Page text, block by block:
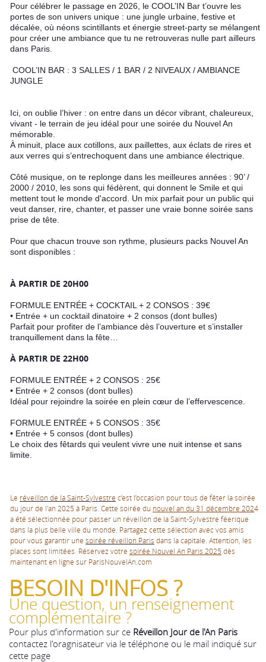
Pour célébrer le passage en 2026, le COOL’IN Bar t’ouvre les
portes de son univers unique : une jungle urbaine, festive et
décalée, où néons scintillants et énergie street-party se mélangent
pour créer une ambiance que tu ne retrouveras nulle part ailleurs
dans Paris.
COOL’IN BAR : 3 SALLES / 1 BAR / 2 NIVEAUX / AMBIANCE
JUNGLE
Ici, on oublie l’hiver : on entre dans un décor vibrant, chaleureux,
vivant - le terrain de jeu idéal pour une soirée du Nouvel An
mémorable.
À minuit, place aux cotillons, aux paillettes, aux éclats de rires et
aux verres qui s’entrechoquent dans une ambiance électrique.
Côté musique, on te replonge dans les meilleures années : 90’ /
2000 / 2010, les sons qui fédèrent, qui donnent le Smile et qui
mettent tout le monde d'accord. Un mix parfait pour un public qui
veut danser, rire, chanter, et passer une vraie bonne soirée sans
prise de tête.
Pour que chacun trouve son rythme, plusieurs packs Nouvel An
sont disponibles :
À PARTIR DE 20H00
FORMULE ENTRÉE + COCKTAIL + 2 CONSOS : 39€
• Entrée + un cocktail dinatoire + 2 consos (dont bulles)
Parfait pour profiter de l’ambiance dès l’ouverture et s’installer
tranquillement dans la fête…
À PARTIR DE 22H00
FORMULE ENTRÉE + 2 CONSOS : 25€
• Entrée + 2 consos (dont bulles)
Idéal pour rejoindre la soirée en plein cœur de l’effervescence.
FORMULE ENTRÉE + 5 CONSOS : 35€
• Entrée + 5 consos (dont bulles)
Le choix des fêtards qui veulent vivre une nuit intense et sans
limite.
Le réveillon de la Saint-Sylvestre c’est l’occasion pour tous de fêter la soirée
du jour de l'an 2025 à Paris. Cette soirée du nouvel an du 31 décembre 2024
a été sélectionnée pour passer un réveillon de la Saint-Sylvestre féerique
dans la plus belle ville du monde. Partagez cette sélection avec vos amis
pour vous garantir une soirée réveillon Paris dans la capitale. Attention, les
places sont limitées. Réservez votre soirée Nouvel An Paris 2025 dès
maintenant en ligne sur ParisNouvelAn.com
BESOIN D'INFOS ?
Une question, un renseignement
complémentaire ?
Pour plus d'information sur ce Réveillon Jour de l'An Paris
contactez l'oragnisateur via le téléphone ou le mail indiqué sur
cette page